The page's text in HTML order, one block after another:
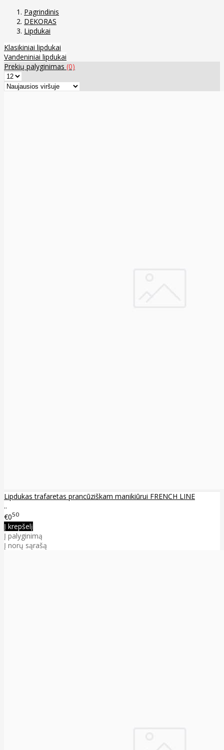
Pagrindinis
DEKORAS
Lipdukai
Klasikiniai lipdukai
Vandeniniai lipdukai
Prekių palyginimas (0)
Lipdukas trafaretas prancūziškam manikiūrui FRENCH LINE
..
€050
Į krepšelį
Į palyginimą
Į norų sąrašą